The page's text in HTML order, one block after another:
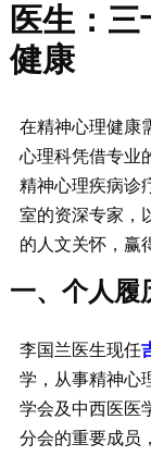
医生：
健康
在精神心理健康
心理科凭借专业
精神心理疾病诊
室的资深专家，
的人文关怀，赢
一、个人履
李国兰医生现任
学，从事精神心
学会及中西医医
分会的重要成员